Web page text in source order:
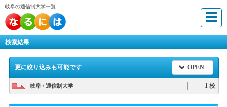
岐阜の通信制大学一覧
検索結果
更に絞り込みも可能です OPEN
岐阜 / 通信制大学 1 校